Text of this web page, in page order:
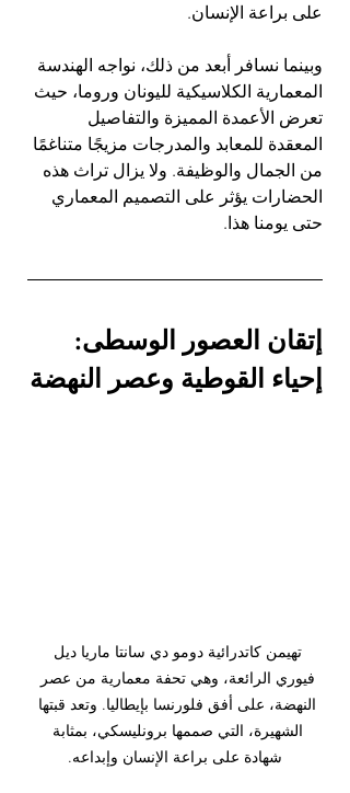
على براعة الإنسان.
وبينما نسافر أبعد من ذلك، نواجه الهندسة
المعمارية الكلاسيكية لليونان وروما، حيث
تعرض الأعمدة المميزة والتفاصيل
المعقدة للمعابد والمدرجات مزيجًا متناغمًا
من الجمال والوظيفة. ولا يزال تراث هذه
الحضارات يؤثر على التصميم المعماري
حتى يومنا هذا.
إتقان العصور الوسطى:
إحياء القوطية وعصر النهضة
تهيمن كاتدرائية دومو دي سانتا ماريا ديل
فيوري الرائعة، وهي تحفة معمارية من عصر
النهضة، على أفق فلورنسا بإيطاليا. وتعد قبتها
الشهيرة، التي صممها برونليسكي، بمثابة
شهادة على براعة الإنسان وإبداعه.